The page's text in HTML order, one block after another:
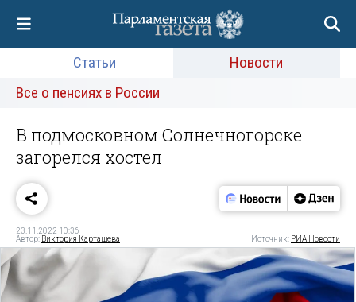
Статьи
Новости
Все о пенсиях в России
В подмосковном Солнечногорске
загорелся хостел
23.11.2022 10:36
Автор: Виктория Карташева Источник: РИА Новости